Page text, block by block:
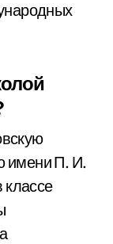
имени П. И.
классе